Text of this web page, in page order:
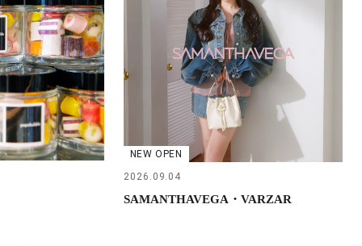
NEW OPEN
2026.09.04
SAMANTHAVEGA・VARZAR